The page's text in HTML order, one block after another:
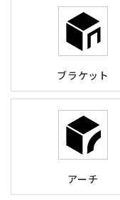
ブラケット
アーチ